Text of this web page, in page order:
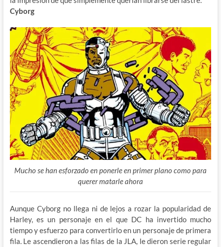
Cyborg
Mucho se han esforzado en ponerle en primer plano como para
querer matarle ahora
Aunque Cyborg no llega ni de lejos a rozar la popularidad de
Harley, es un personaje en el que DC ha invertido mucho
tiempo y esfuerzo para convertirlo en un personaje de primera
fila. Le ascendieron a las filas de la JLA, le dieron serie regular